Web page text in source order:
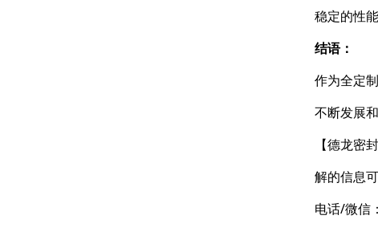
稳定的性
结语：
作为全定
不断发展
【德龙密
解的信息
电话/微信